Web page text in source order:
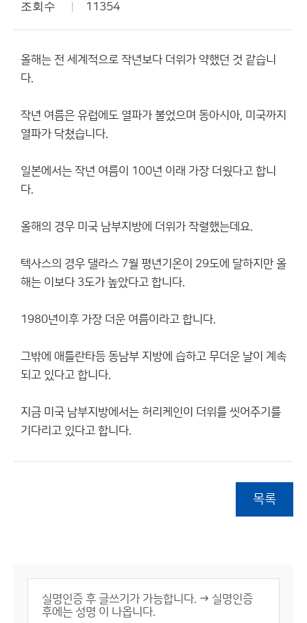
조회수 11354
올해는 전 세계적으로 작년보다 더위가 약했던 것 같습니
다.
작년 여름은 유럽에도 열파가 불었으며 동아시아, 미국까지
열파가 닥쳤습니다.
일본에서는 작년 여름이 100년 이래 가장 더웠다고 합니
다.
올해의 경우 미국 남부지방에 더위가 작렬했는데요.
텍사스의 경우 댈라스 7월 평년기온이 29도에 달하지만 올
해는 이보다 3도가 높았다고 합니다.
1980년이후 가장 더운 여름이라고 합니다.
그밖에 애틀란타등 동남부 지방에 습하고 무더운 날이 계속
되고 있다고 합니다.
지금 미국 남부지방에서는 허리케인이 더위를 씻어주기를
기다리고 있다고 합니다.
목록